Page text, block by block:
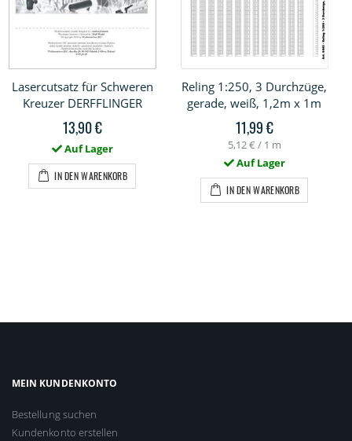
Lasercutsatz für Schweren
Kreuzer DERFFLINGER
13,90 €
Auf Lager
IN DEN WARENKORB
Reling 1:250, 3 Durchzüge,
gerade, weiß, 1,2m x 1m
11,99 €
5,12 € / 1 m
Auf Lager
IN DEN WARENKORB
MEIN KUNDENKONTO
Bestellung suchen
Kundenkonto erstellen